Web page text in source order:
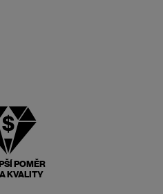
POMĚR
KVALITY